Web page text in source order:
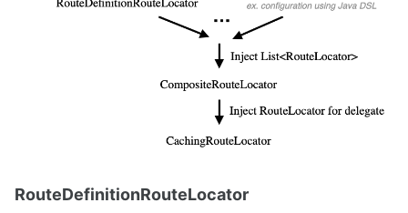
RouteDefinitionRouteLocator